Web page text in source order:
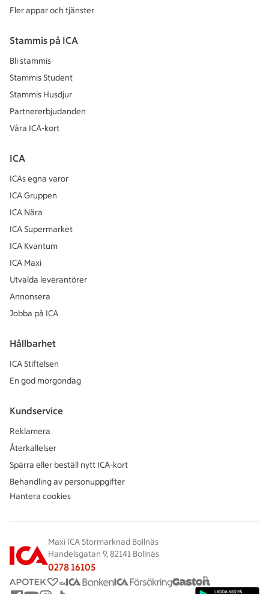
Fler appar och tjänster
Stammis på ICA
Bli stammis
Stammis Student
Stammis Husdjur
Partnererbjudanden
Våra ICA-kort
ICA
ICAs egna varor
ICA Gruppen
ICA Nära
ICA Supermarket
ICA Kvantum
ICA Maxi
Utvalda leverantörer
Annonsera
Jobba på ICA
Hållbarhet
ICA Stiftelsen
En god morgondag
Kundservice
Reklamera
Återkallelser
Spärra eller beställ nytt ICA-kort
Behandling av personuppgifter
Hantera cookies
Maxi ICA Stormarknad Bollnäs
Handelsgatan 9, 82141 Bollnäs
0278 16105